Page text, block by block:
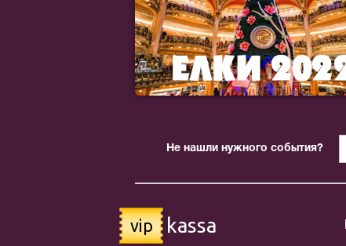
Не нашли нужного события?
vip kassa